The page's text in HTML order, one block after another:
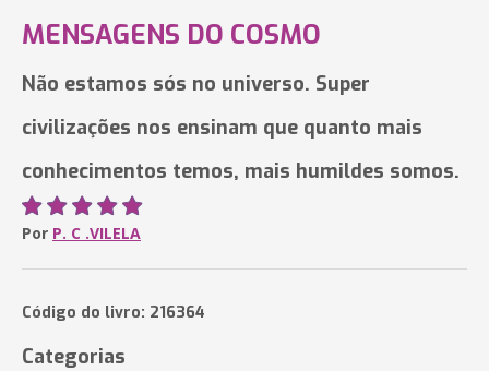
MENSAGENS DO COSMO
Não estamos sós no universo. Super
civilizações nos ensinam que quanto mais
conhecimentos temos, mais humildes somos.
Por P. C .VILELA
Código do livro: 216364
Categorias